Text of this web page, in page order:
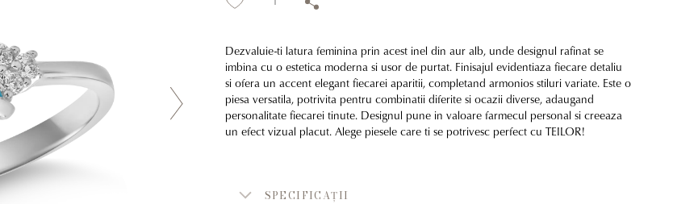
Dezvaluie-ti latura feminina prin acest inel din aur alb, unde designul rafinat se
imbina cu o estetica moderna si usor de purtat. Finisajul evidentiaza fiecare detaliu
si ofera un accent elegant fiecarei aparitii, completand armonios stiluri variate. Este o
piesa versatila, potrivita pentru combinatii diferite si ocazii diverse, adaugand
personalitate fiecarei tinute. Designul pune in valoare farmecul personal si creeaza
un efect vizual placut. Alege piesele care ti se potrivesc perfect cu TEILOR!
SPECIFICAȚII